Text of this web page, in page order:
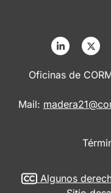
Oficinas de
Mail:
Algunos